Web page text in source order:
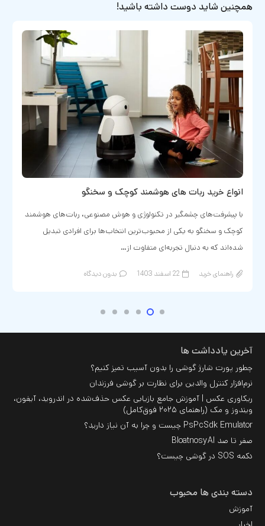
همچنین شاید دوست داشته باشید!
انواع خرید ربات های هوشمند کوچک و سخنگو
با پیشرفت‌های چشمگیر در تکنولوژی و هوش مصنوعی، ربات‌های هوشمند
کوچک و سخنگو به یکی از محبوب‌ترین انتخاب‌ها برای افرادی تبدیل
شده‌اند که به دنبال تجربه‌ای متفاوت از…
راهنمای خرید 22 اسفند 1403 بدون دیدگاه
آخرین یادداشت ها
چطور پورت شارژ گوشی را بدون آسیب تمیز کنیم؟
نرم‌افزار کنترل والدین برای نظارت بر گوشی فرزندان
ریکاوری عکس | آموزش جامع بازیابی عکس حذف‌شده در اندروید، آیفون،
ویندوز و مک (راهنمای ۲۰۲۵ فوق‌کامل)
PsPcSdk Emulator چیست و چرا به آن نیاز دارید؟
صفر تا صد BloatnosyAI
دکمه SOS در گوشی چیست؟
دسته بندی ها محبوب
آموزش